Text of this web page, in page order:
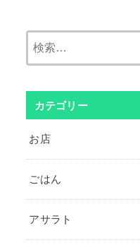
カテゴリー
お店
ごはん
アサラト